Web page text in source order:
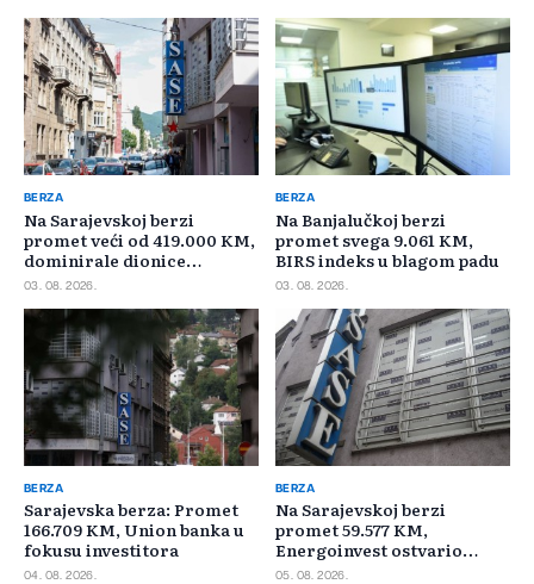
BERZA
Na Sarajevskoj berzi
promet veći od 419.000 KM,
dominirale dionice
Privredne banke Sarajevo
03. 08. 2026.
BERZA
Na Banjalučkoj berzi
promet svega 9.061 KM,
BIRS indeks u blagom padu
03. 08. 2026.
BERZA
Sarajevska berza: Promet
166.709 KM, Union banka u
fokusu investitora
04. 08. 2026.
BERZA
Na Sarajevskoj berzi
promet 59.577 KM,
Energoinvest ostvario
najveći promet
05. 08. 2026.